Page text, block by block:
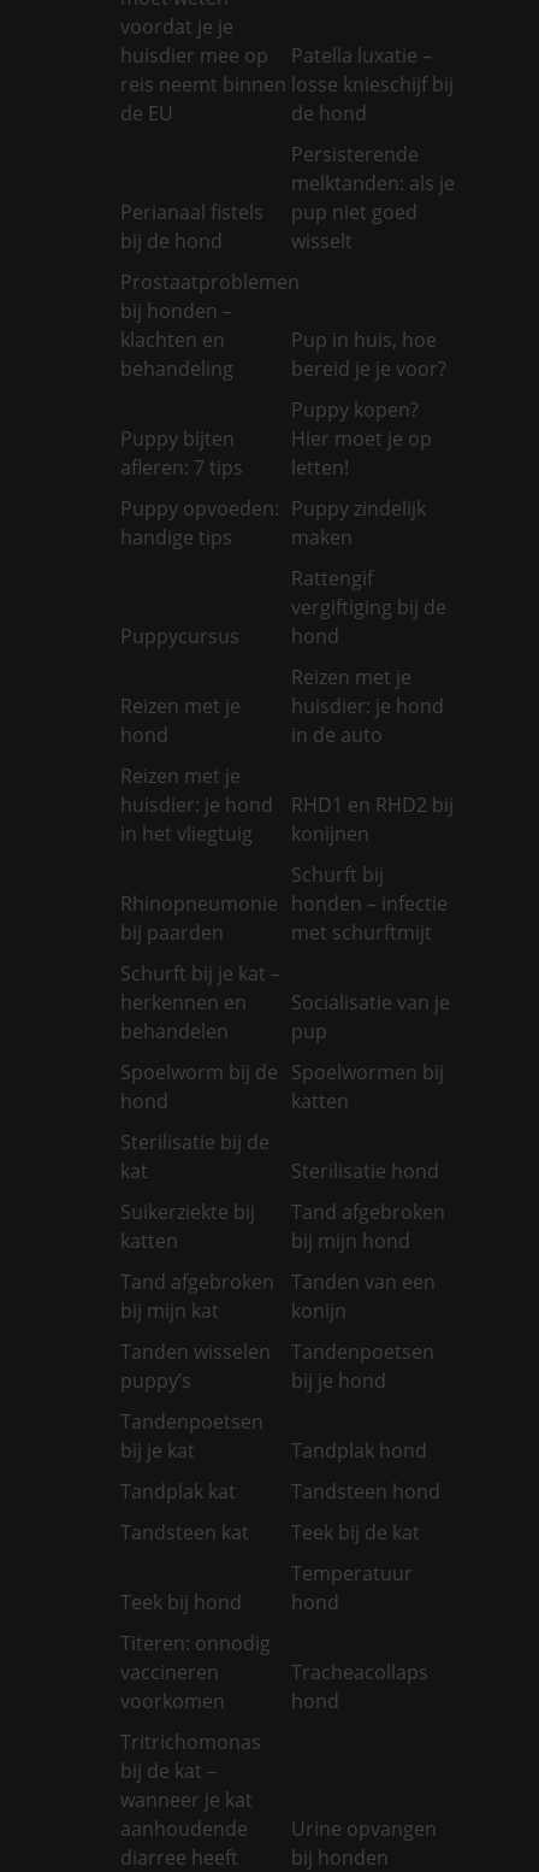
voordat je je
huisdier mee op
reis neemt binnen
de EU
Patella luxatie –
losse knieschijf bij
de hond
Perianaal fistels
bij de hond
Persisterende
melktanden: als je
pup niet goed
wisselt
Prostaatproblemen
bij honden –
klachten en
behandeling
Pup in huis, hoe
bereid je je voor?
Puppy bijten
afleren: 7 tips
Puppy kopen?
Hier moet je op
letten!
Puppy opvoeden:
handige tips
Puppy zindelijk
maken
Puppycursus
Rattengif
vergiftiging bij de
hond
Reizen met je
hond
Reizen met je
huisdier: je hond
in de auto
Reizen met je
huisdier: je hond
in het vliegtuig
RHD1 en RHD2 bij
konijnen
Rhinopneumonie
bij paarden
Schurft bij
honden – infectie
met schurftmijt
Schurft bij je kat –
herkennen en
behandelen
Socialisatie van je
pup
Spoelworm bij de
hond
Spoelwormen bij
katten
Sterilisatie bij de
kat
Sterilisatie hond
Suikerziekte bij
katten
Tand afgebroken
bij mijn hond
Tand afgebroken
bij mijn kat
Tanden van een
konijn
Tanden wisselen
puppy’s
Tandenpoetsen
bij je hond
Tandenpoetsen
bij je kat
Tandplak hond
Tandplak kat
Tandsteen hond
Tandsteen kat
Teek bij de kat
Teek bij hond
Temperatuur
hond
Titeren: onnodig
vaccineren
voorkomen
Tracheacollaps
hond
Tritrichomonas
bij de kat –
wanneer je kat
aanhoudende
diarree heeft
Urine opvangen
bij honden